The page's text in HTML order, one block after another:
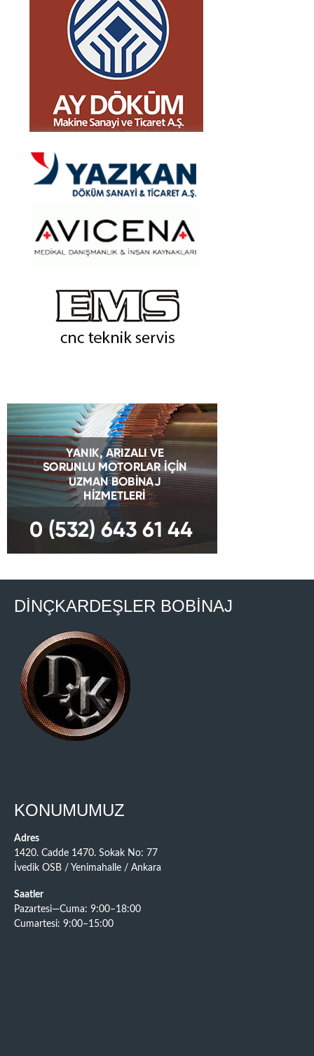
DİNÇKARDEŞLER BOBİNAJ
KONUMUMUZ
Adres
1420. Cadde 1470. Sokak No: 77
İvedik OSB / Yenimahalle / Ankara
Saatler
Pazartesi—Cuma: 9:00–18:00
Cumartesi: 9:00–15:00